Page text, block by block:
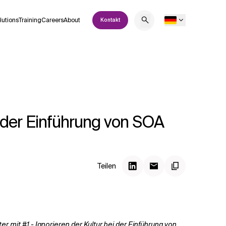
TrainingCareersAbout Kontakt
Einführung von SOA
Teilen